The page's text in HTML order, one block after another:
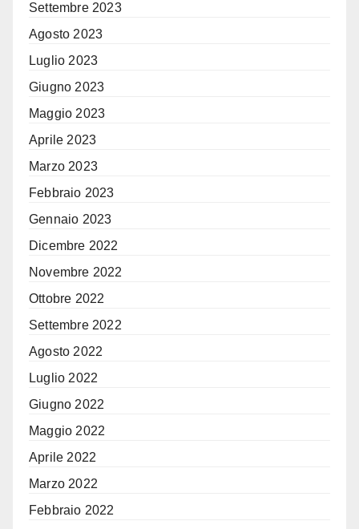
Settembre 2023
Agosto 2023
Luglio 2023
Giugno 2023
Maggio 2023
Aprile 2023
Marzo 2023
Febbraio 2023
Gennaio 2023
Dicembre 2022
Novembre 2022
Ottobre 2022
Settembre 2022
Agosto 2022
Luglio 2022
Giugno 2022
Maggio 2022
Aprile 2022
Marzo 2022
Febbraio 2022